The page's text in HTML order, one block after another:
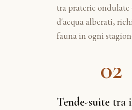
tra praterie ondulate
d'acqua alberati,
fauna in ogni
02
Tende-suite tra